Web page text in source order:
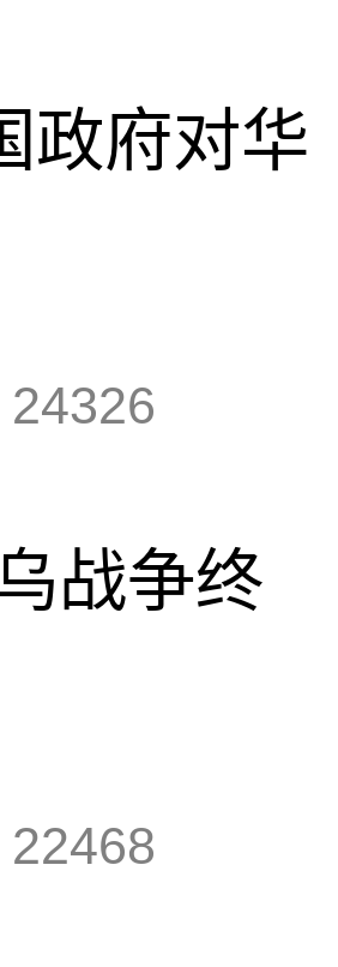
政府对华
24326
战争终
22468